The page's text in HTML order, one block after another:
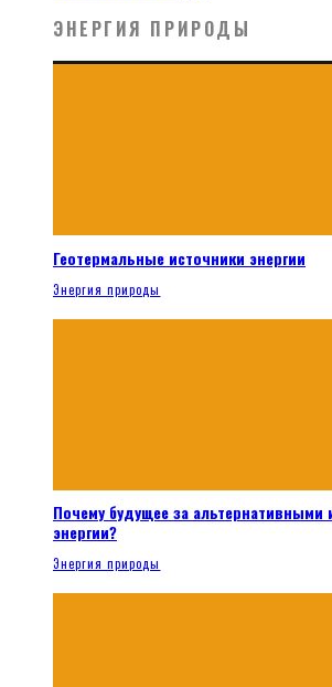
ЭНЕРГИЯ ПРИРОДЫ
Геотермальные источники энергии
Энергия природы
Почему будущее за альтернативными
энергии?
Энергия природы